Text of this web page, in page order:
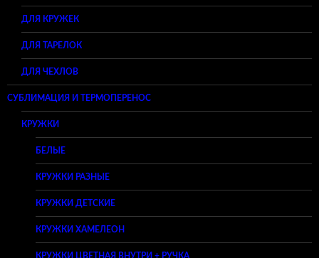
ДЛЯ КРУЖЕК
ДЛЯ ТАРЕЛОК
ДЛЯ ЧЕХЛОВ
СУБЛИМАЦИЯ И ТЕРМОПЕРЕНОС
КРУЖКИ
БЕЛЫЕ
КРУЖКИ РАЗНЫЕ
КРУЖКИ ДЕТСКИЕ
КРУЖКИ ХАМЕЛЕОН
КРУЖКИ ЦВЕТНАЯ ВНУТРИ + РУЧКА